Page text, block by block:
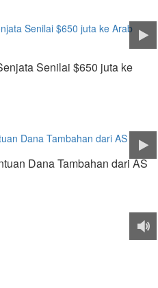
Senilai $650 juta ke
Dana Tambahan dari AS